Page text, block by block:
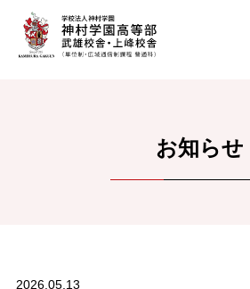
お知らせ
2026.05.13